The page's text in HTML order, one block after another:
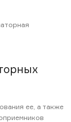
ее, а также